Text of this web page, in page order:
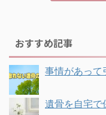
おすすめ記事
事情があって
遺骨を自宅で